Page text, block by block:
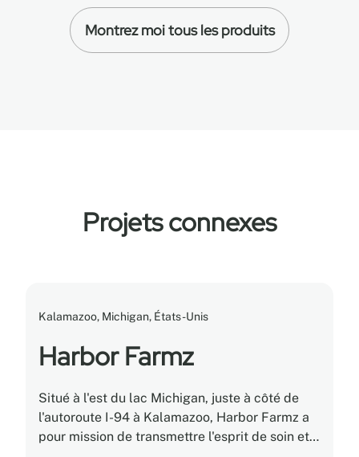
Montrez moi tous les produits
Projets connexes
Kalamazoo, Michigan, États-Unis
Harbor Farmz
Situé à l'est du lac Michigan, juste à côté de
l'autoroute I-94 à Kalamazoo, Harbor Farmz a
pour mission de transmettre l'esprit de soin et